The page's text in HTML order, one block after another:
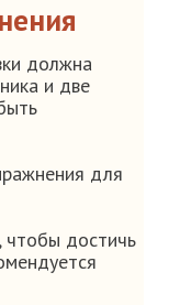
должна
и две
для
чтобы достичь